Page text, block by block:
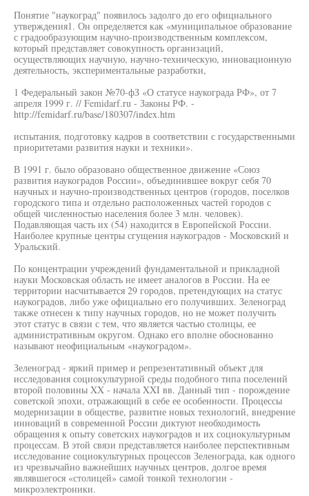
Понятие "наукоград" появилось задолго до его официального
утверждения1. Он определяется как «муниципальное образование
с градообразующим научно-производственным комплексом,
который представляет совокупность организаций,
осуществляющих научную, научно-техническую, инновационную
деятельность, экспериментальные разработки,
1 Федеральный закон №70-фЗ «О статусе наукограда РФ», от 7
апреля 1999 г. // Femidarf.ru - Законы РФ. -
http://femidarf.ru/base/180307/index.htm
испытания, подготовку кадров в соответствии с государственными
приоритетами развития науки и техники».
В 1991 г. было образовано общественное движение «Союз
развития наукоградов России», объединившее вокруг себя 70
научных и научно-производственных центров (городов, поселков
городского типа и отдельно расположенных частей городов с
общей численностью населения более 3 млн. человек).
Подавляющая часть их (54) находится в Европейской России.
Наиболее крупные центры сгущения наукоградов - Московский и
Уральский.
По концентрации учреждений фундаментальной и прикладной
науки Московская область не имеет аналогов в России. На ее
территории насчитывается 29 городов, претендующих на статус
наукоградов, либо уже официально его получивших. Зеленоград
также отнесен к типу научных городов, но не может получить
этот статус в связи с тем, что является частью столицы, ее
административным округом. Однако его вполне обоснованно
называют неофициальным «наукоградом».
Зеленоград - яркий пример и репрезентативный объект для
исследования социокультурной среды подобного типа поселений
второй половины XX - начала XXI вв. Данный тип - порождение
советской эпохи, отражающий в себе ее особенности. Процессы
модернизации в обществе, развитие новых технологий, внедрение
инноваций в современной России диктуют необходимость
обращения к опыту советских наукоградов и их социокультурным
процессам. В этой связи представляется наиболее перспективным
исследование социокультурных процессов Зеленограда, как одного
из чрезвычайно важнейших научных центров, долгое время
являвшегося «столицей» самой тонкой технологии -
микроэлектроники.